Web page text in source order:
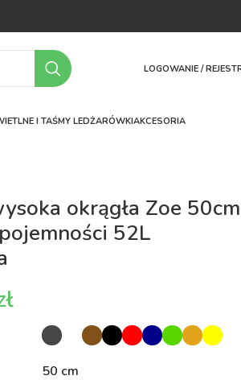
LOGOWANIE /
I TAŚMY LEDŻARÓWKIAKCESORIA
okrągła Zoe 50cm
52L
50 cm